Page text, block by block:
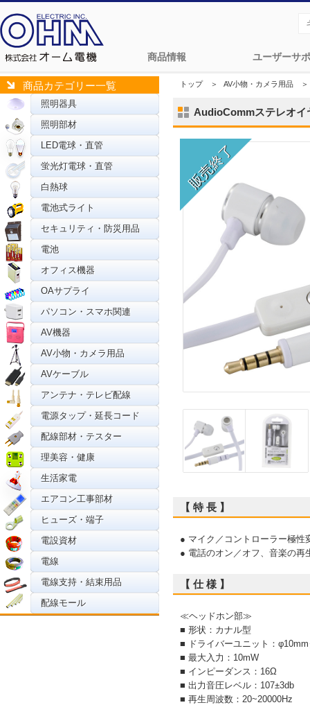
商品情報 ユーザーサ
商品カテゴリー一覧
照明器具
照明部材
LED電球・直管
蛍光灯電球・直管
白熱球
電池式ライト
セキュリティ・防災用品
電池
オフィス機器
OAサプライ
パソコン・スマホ関連
AV機器
AV小物・カメラ用品
AVケーブル
アンテナ・テレビ配線
電源タップ・延長コード
配線部材・テスター
理美容・健康
生活家電
エアコン工事部材
ヒューズ・端子
電設資材
電線
電線支持・結束用品
配線モール
トップ＞ AV小物・カメラ用品 ＞
AudioCommステレオイ
【 特 長 】
● マイク／コントローラー極性
● 電話のオン／オフ、音楽の再
【 仕 様 】
≪ヘッドホン部≫
■ 形状：カナル型
■ ドライバーユニット：
■ 最大入力：10mW
■ インピーダンス：16Ω
■ 出力音圧レベル：107±3db
■ 再生周波数：20~20000Hz